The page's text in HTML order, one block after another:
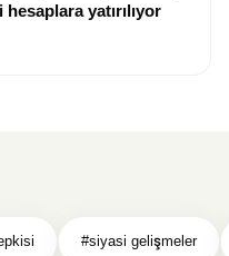
yatırılıyor
#siyasi gelişmeler